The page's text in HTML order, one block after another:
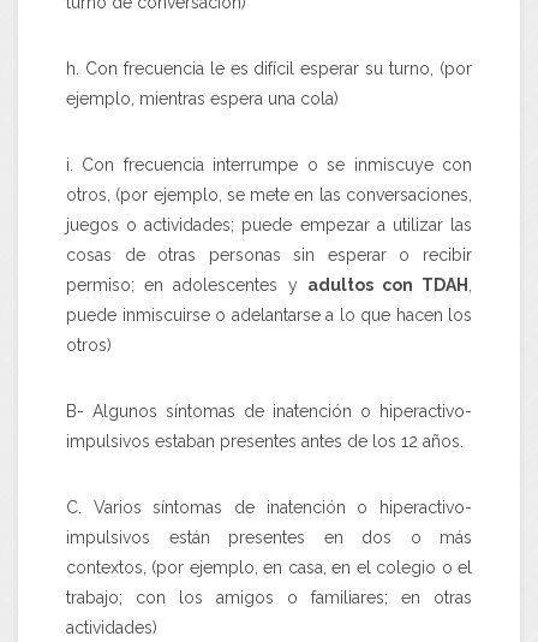
h. Con frecuencia le es difícil esperar su turno, (por
ejemplo, mientras espera una cola)
i. Con frecuencia interrumpe o se inmiscuye con
otros, (por ejemplo, se mete en las conversaciones,
juegos o actividades; puede empezar a utilizar las
cosas de otras personas sin esperar o recibir
permiso; en adolescentes y adultos con TDAH
puede inmiscuirse o adelantarse a lo que hacen los
otros)
B- Algunos síntomas de inatención o hiperactivo-
impulsivos estaban presentes antes de los 12 años.
C. Varios síntomas de inatención o hiperactivo-
impulsivos están presentes en dos o más
contextos, (por ejemplo, en casa, en el colegio o el
trabajo; con los amigos o familiares; en otras
actividades)